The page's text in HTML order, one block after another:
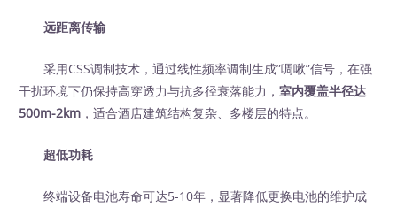
远距离传输
采用CSS调制技术，通过线性频率调制生成”啁啾”信号，在强
干扰环境下仍保持高穿透力与抗多径衰落能力，室内覆盖半径达
500m-2km ，适合酒店建筑结构复杂、多楼层的特点。
超低功耗
终端设备电池寿命可达5-10年，显著降低更换电池的维护成